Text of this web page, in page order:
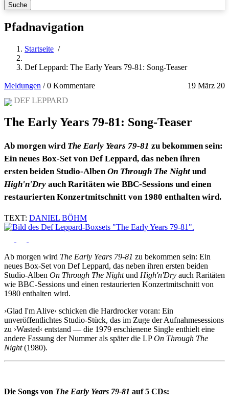
Pfadnavigation
Startseite /
Def Leppard: The Early Years 79-81: Song-Teaser
Meldungen 19 März 20
/0 Kommentare
DEF LEPPARD
The Early Years 79-81: Song-Teaser
Ab morgen wird The Early Years 79-81 zu bekommen sein:
Ein neues Box-Set von Def Leppard, das neben ihren
ersten beiden Studio-AlbenOn Through The Night und
High'n'Dry auch Raritäten wie BBC-Sessions und einen
restaurierten Konzertmitschnitt von 1980 enthalten wird.
TEXT: DANIEL BÖHM
Ab morgen wird The Early Years 79-81 zu bekommen sein: Ein
neues Box-Set von Def Leppard, das neben ihren ersten beiden
Studio-Alben On Through The Nightund High'n'Dry auch Raritäten
wie BBC-Sessions und einen restaurierten Konzertmitschnitt von
1980 enthalten wird.
›Glad I'm Alive‹ schicken die Hardrocker voran: Ein
unveröffentlichtes Studio-Stück, das im Zuge der Aufnahmesessions
zu ›Wasted‹ entstand — die 1979 erschienene Single enthielt eine
andere Fassung der Nummer als später die LPOn Through The
Night(1980).
Die Songs von The Early Years 79-81 auf 5 CDs: